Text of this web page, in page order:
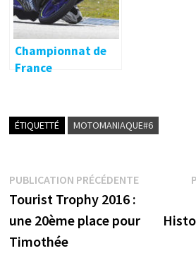
Championnat de
France
ÉTIQUETTÉ MOTOMANIAQUE#6
Navigation
de
l’article
PUBLICATION PRÉCÉDENTEPublication
Tourist Trophy 2016 :
une 20ème place pour
Timothée